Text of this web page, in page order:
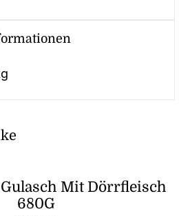
Mit Dörrfleisch
680G